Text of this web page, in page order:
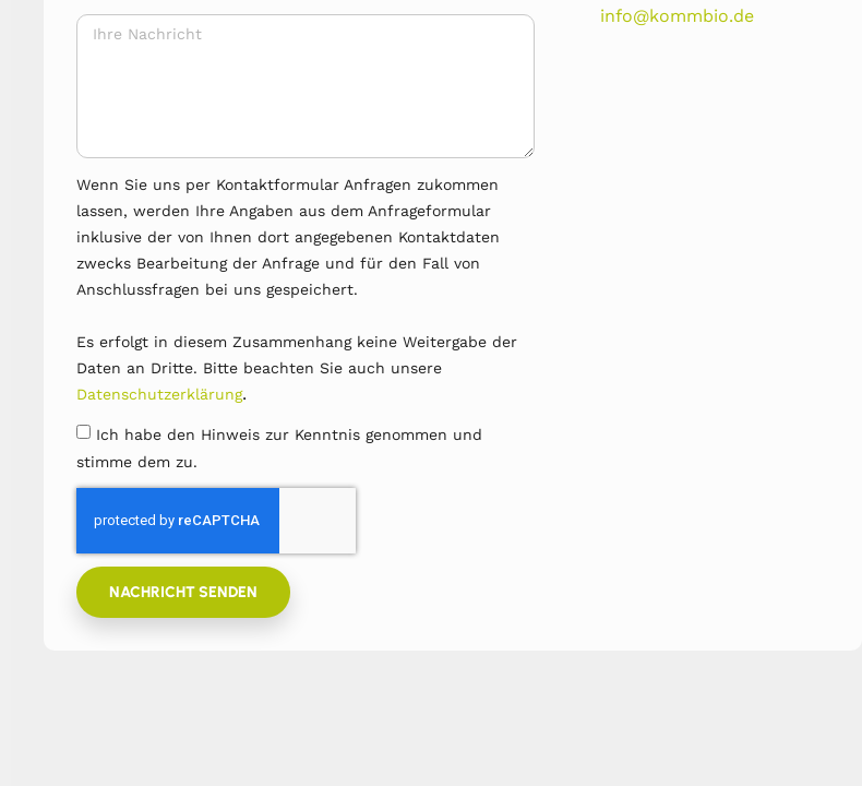
Wenn Sie uns per Kontaktformular Anfragen zukommen
lassen, werden Ihre Angaben aus dem Anfrageformular
inklusive der von Ihnen dort angegebenen Kontaktdaten
zwecks Bearbeitung der Anfrage und für den Fall von
Anschlussfragen bei uns gespeichert.
Es erfolgt in diesem Zusammenhang keine Weitergabe der
Daten an Dritte. Bitte beachten Sie auch unsere
Datenschutzerklärung.
Ich habe den Hinweis zur Kenntnis genommen und
stimme dem zu.
NACHRICHT SENDEN
info@kommbio.de